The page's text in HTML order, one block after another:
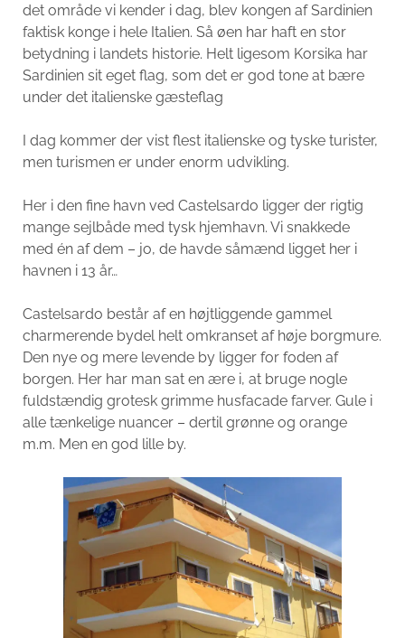
det område vi kender i dag, blev kongen af Sardinien
faktisk konge i hele Italien. Så øen har haft en stor
betydning i landets historie. Helt ligesom Korsika har
Sardinien sit eget flag, som det er god tone at bære
under det italienske gæsteflag
I dag kommer der vist flest italienske og tyske turister,
men turismen er under enorm udvikling.
Her i den fine havn ved Castelsardo ligger der rigtig
mange sejlbåde med tysk hjemhavn. Vi snakkede
med én af dem – jo, de havde såmænd ligget her i
havnen i 13 år…
Castelsardo består af en højtliggende gammel
charmerende bydel helt omkranset af høje borgmure.
Den nye og mere levende by ligger for foden af
borgen. Her har man sat en ære i, at bruge nogle
fuldstændig grotesk grimme husfacade farver. Gule i
alle tænkelige nuancer – dertil grønne og orange
m.m. Men en god lille by.